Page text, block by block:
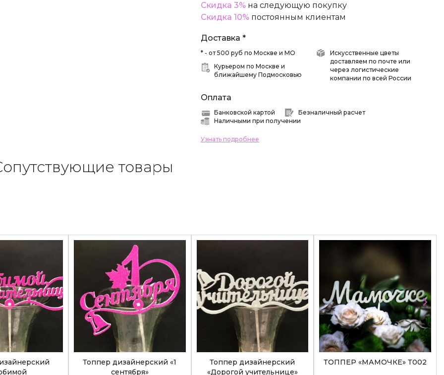
Скидка 3% на следующую покупку
Скидка 10% постоянным клиентам
Доставка *
* - от 500 руб по Москве и МО
Курьером по Москве и
ближайшему Подмосковью
Искусственные цветы
доставляем по почте или
через логистические
компании по всей России
Оплата
Банковской картой
Безналичный расчет
Наличными при получении
Узнать подробнее
товары
Топпер дизайнерский «1
сентября»
Топпер дизайнерский
«Дорогой учительнице»
ТОППЕР «МАМОЧКЕ» Т002